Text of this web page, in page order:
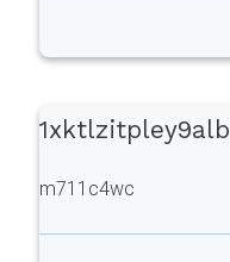
1xktlzitpley9alb
m711c4wc